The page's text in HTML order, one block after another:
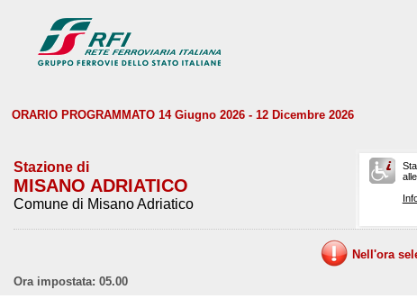
ORARIO PROGRAMMATO 14 Giugno 2026 - 12 Dicembre 2026
Stazione di
MISANO ADRIATICO
Comune di Misano Adriatico
Nell'ora
Ora impostata: 05.00